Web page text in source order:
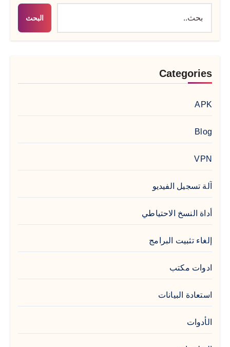
البحث
Categories
APK
Blog
VPN
آلة تسجيل الفيديو
أداة النسخ الاحتياطي
إلغاء تثبيت البرامج
ادوات مكتب
استعادة البيانات
الأدوات